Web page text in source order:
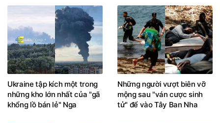
Ukraine tập kích một trong
những kho lớn nhất của "gã
khổng lồ bán lẻ" Nga
Những người vượt biên vỡ
mộng sau "ván cược sinh
tử" để vào Tây Ban Nha